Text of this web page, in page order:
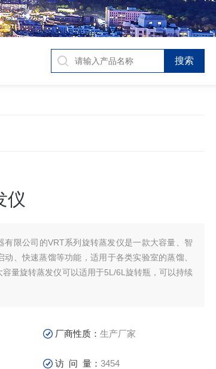
仪
有限公司的VRT系列旋转蒸发仪是一款大容量、智
、快速蒸馏等功能，适用于各类实验室的蒸馏、
量旋转蒸发仪可以适用于5L/6L旋转瓶，可以持续
厂商性质：生产厂家
访 问 量：3454